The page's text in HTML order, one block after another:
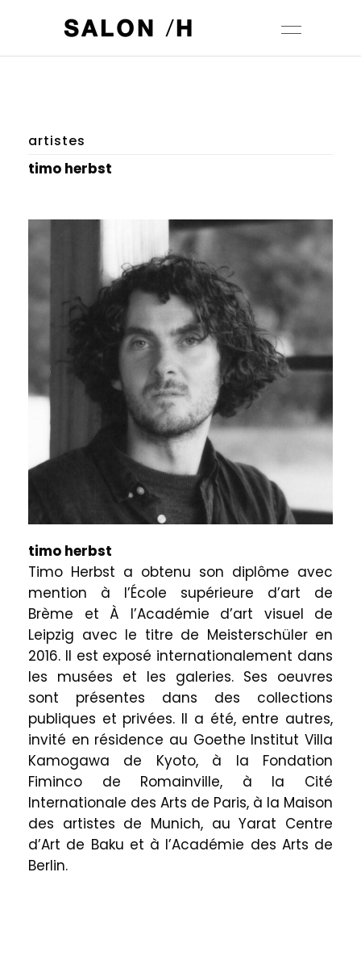
artistes
timo herbst
timo herbst
Timo Herbst a obtenu son diplôme avec
mention à l’École supérieure d’art de
Brème et À l’Académie d’art visuel de
Leipzig avec le titre de Meisterschüler en
2016. Il est exposé internationalement dans
les musées et les galeries. Ses oeuvres
sont présentes dans des collections
publiques et privées. Il a été, entre autres,
invité en résidence au Goethe Institut Villa
Kamogawa de Kyoto, à la Fondation
Fiminco de Romainville, à la Cité
Internationale des Arts de Paris, à la Maison
des artistes de Munich, au Yarat Centre
d’Art de Baku et à l’Académie des Arts de
Berlin.